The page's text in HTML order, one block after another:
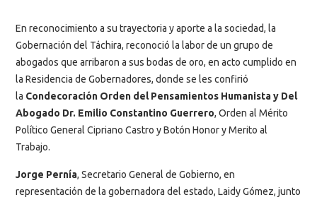
En reconocimiento a su trayectoria y aporte a la sociedad, la
Gobernación del Táchira, reconoció la labor de un grupo de
abogados que arribaron a sus bodas de oro, en acto cumplido en
la Residencia de Gobernadores, donde se les confirió
la Condecoración Orden del Pensamientos Humanista y Del
Abogado Dr. Emilio Constantino Guerrero, Orden al Mérito
Político General Cipriano Castro y Botón Honor y Merito al
Trabajo.
Jorge Pernía, Secretario General de Gobierno, en
representación de la gobernadora del estado, Laidy Gómez, junto